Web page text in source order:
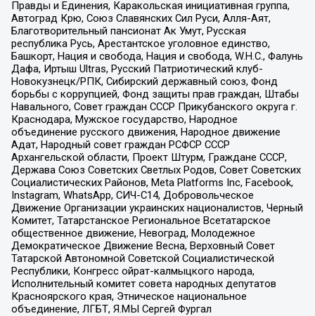
Правды и Единения, Каракольская инициативная группа,
Автоград Крю, Союз Славянских Сил Руси, Алля-Аят,
Благотворительный пансионат Ак Умут, Русская
республика Русь, Арестантское уголовное единство,
Башкорт, Нация и свобода, Нация и свобода, W.H.С., Фалунь
Дафа, Иртыш Ultras, Русский Патриотический клуб-
Новокузнецк/РПК, Сибирский державный союз, Фонд
борьбы с коррупцией, Фонд защиты прав граждан, Штабы
Навального, Совет граждан СССР Прикубанского округа г.
Краснодара, Мужское государство, Народное
объединение русского движения, Народное движение
Адат, Народный совет граждан РСФСР СССР
Архангельской области, Проект Штурм, Граждане СССР,
Держава Союз Советских Светлых Родов, Совет Советских
Социалистических Районов, Meta Platforms Inc, Facebook,
Instagram, WhatsApp, СИЧ-С14, Добровольческое
Движение Организации украинских националистов, Черный
Комитет, Татарстанское Региональное Всетатарское
общественное движение, Невоград, Молодежное
Демократическое Движение Весна, Верховный Совет
Татарской Автономной Советской Социалистической
Республики, Конгресс ойрат-калмыцкого народа,
Исполнительный комитет совета народных депутатов
Красноярского края, Этническое национальное
объединение, ЛГБТ, Я.МЫ Сергей Фургал